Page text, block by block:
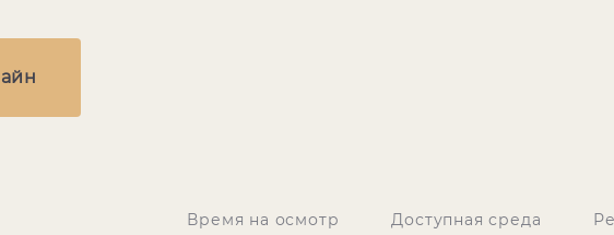
Время на осмотр Доступная среда